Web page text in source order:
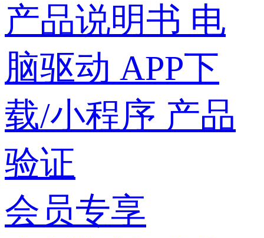
产品说明书 电
脑驱动 APP下
载/小程序 产品
验证
会员专享